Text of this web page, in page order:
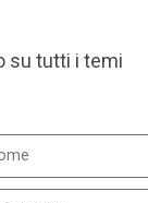
su tutti i temi